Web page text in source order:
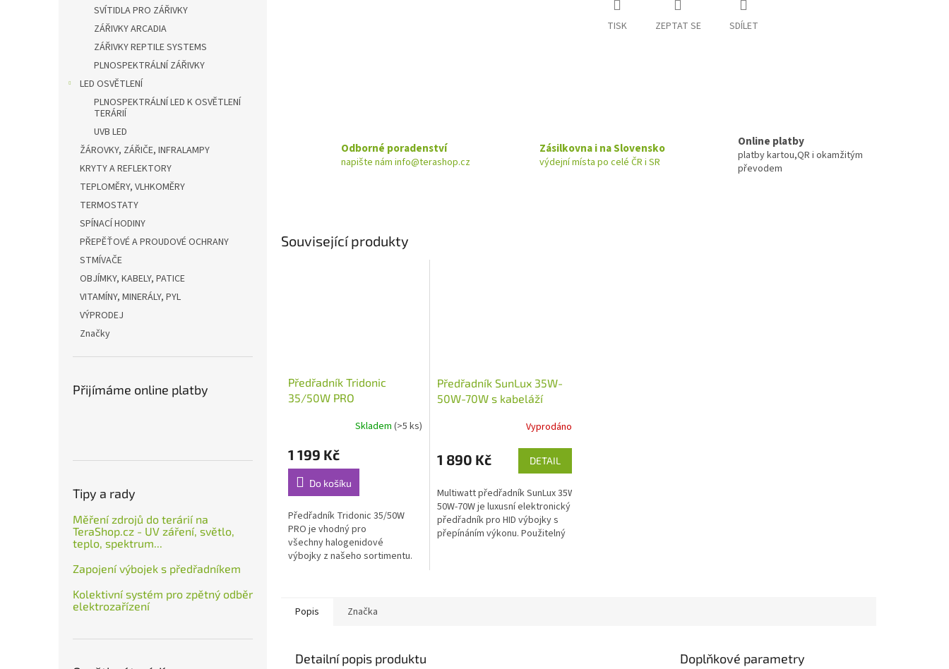
SVÍTIDLA PRO ZÁŘIVKY
ZÁŘIVKY ARCADIA
ZÁŘIVKY REPTILE SYSTEMS
PLNOSPEKTRÁLNÍ ZÁŘIVKY
LED OSVĚTLENÍ
PLNOSPEKTRÁLNÍ LED K OSVĚTLENÍ
TERÁRIÍ
UVB LED
ŽÁROVKY, ZÁŘIČE, INFRALAMPY
KRYTY A REFLEKTORY
TEPLOMĚRY, VLHKOMĚRY
TERMOSTATY
SPÍNACÍ HODINY
PŘEPĚŤOVÉ A PROUDOVÉ OCHRANY
STMÍVAČE
OBJÍMKY, KABELY, PATICE
VITAMÍNY, MINERÁLY, PYL
VÝPRODEJ
Značky
Přijímáme online platby
Tipy a rady
Měření zdrojů do terárií na
TeraShop.cz - UV záření, světlo,
teplo, spektrum...
Zapojení výbojek s předřadníkem
Kolektivní systém pro zpětný odběr
elektrozařízení
TISK ZEPTAT SE SDÍLET
Odborné poradenství
napište nám info@terashop.cz
Zásilkovna i na Slovensko
výdejní místa po celé ČR i SR
Online platby
platby kartou,QR i okamžitým
převodem
Související produkty
Předřadník Tridonic
35/50W PRO
Skladem (>5 ks)
1 199 Kč
Do košíku
Předřadník Tridonic 35/50W
PRO je vhodný pro
všechny halogenidové
výbojky z našeho sortimentu.
Předřadník SunLux 35W-
50W-70W s kabeláží
Vyprodáno
1 890 Kč DETAIL
Multiwatt předřadník SunLux 35W-
50W-70W je luxusní elektronický
předřadník pro HID výbojky s
přepínáním výkonu. Použitelný
Popis Značka
Detailní popis produktu Doplňkové parametry